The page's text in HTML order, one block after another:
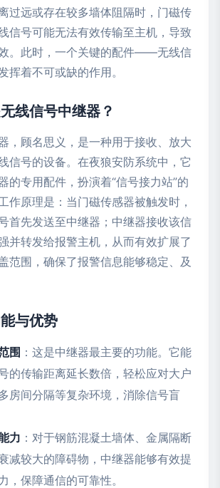
过远或存在较多墙体阻隔时，门磁传
信号可能无法有效传输至主机，导致
。此时，一个关键的配件——无线信
挥着不可或缺的作用。
线信号中继器？
，顾名思义，是一种用于接收、放大
信号的设备。在夜狼安防系统中，它
的专用配件，扮演着“信号接力站”的
作原理是：当门磁传感器被触发时，
首先发送至中继器；中继器接收该信
并转发给报警主机，从而有效扩展了
范围，确保了报警信息能够稳定、及
与优势
围 ：这是中继器最主要的功能。它能
的传输距离延长数倍，轻松应对大户
房间分隔等复杂环境，消除信号盲
力 ：对于钢筋混凝土墙体、金属隔断
减较大的障碍物，中继器能够有效提
，保障通信的可靠性。